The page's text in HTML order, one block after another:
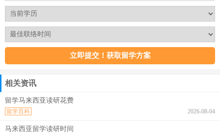
相关资讯
留学马来西亚读研花费
2026-08-04
留学百科
马来西亚留学读研时间